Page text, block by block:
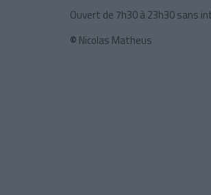
Ouvert de 7h30 à 23h30 sans
© Nicolas Matheus